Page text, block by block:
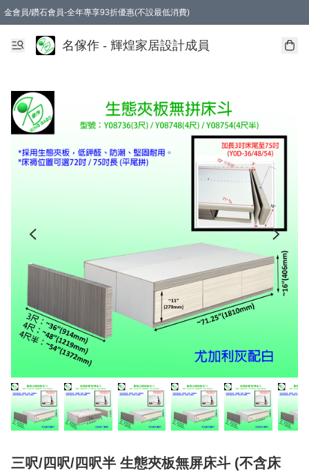
金會員/鑽石會員-全年專享93折優惠(不設最低消費)
名傢作 - 輝煌家居設計成員
三呎/四呎/四呎半 生態夾板無屏床斗 (不含床